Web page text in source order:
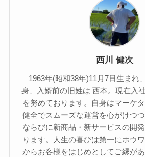
西川 健次
1963年(昭和38年)11月7日生まれ
身、入婿前の旧姓は 西本。現在入
を努めております。自身はマーケ
健全でスムーズな運営を心がけつ
ならびに新商品・新サービスの開
ります。人生の喜びは第一にホウ
からお客様をはじめとしてご縁があ